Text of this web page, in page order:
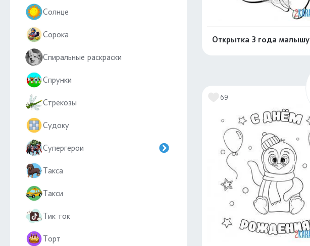
Солнце
Сорока
Спиральные раскраски
Спрунки
Стрекозы
Судоку
Супергерои
Такса
Такси
Тик ток
Торт
Открытка 3 года малышу
69